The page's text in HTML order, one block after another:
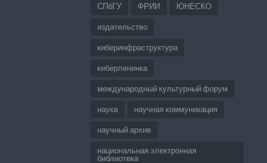
СПбГУ ФРИИ ЮНЕСКО
издательство
киберинфраструктура
киберленинка
международный культурный форум
наука научная коммуникация
научный архив
национальная электронная
библиотека